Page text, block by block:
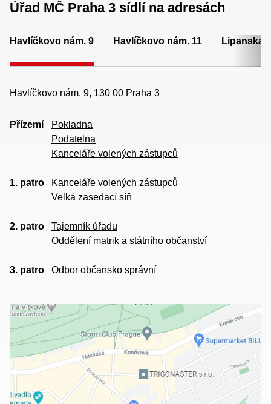
Úřad MČ Praha 3 sídlí na adresách
Havlíčkovo nám. 9 Havlíčkovo nám. 11 Lipanská 7
Havlíčkovo nám. 9, 130 00 Praha 3
Přízemí
Pokladna
Podatelna
Kanceláře volených zástupců
1. patro
Kanceláře volených zástupců
Velká zasedací síň
2. patro
Tajemník úřadu
Oddělení matrik a státního občanství
3. patro Odbor občansko správní